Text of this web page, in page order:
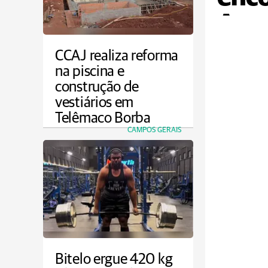
CCAJ realiza reforma
na piscina e
construção de
vestiários em
Telêmaco Borba
CAMPOS GERAIS
Bitelo ergue 420 kg